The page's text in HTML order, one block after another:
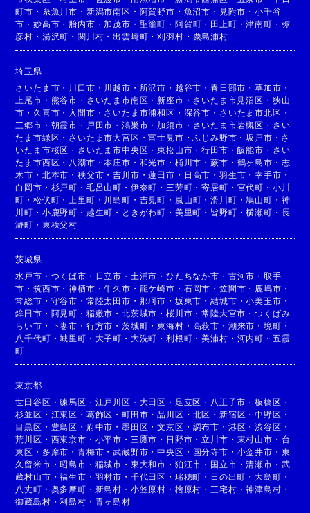
町市 ・ 糸魚川市 ・ 新潟市南区 ・ 阿賀野市 ・ 魚沼市 ・ 見附市 ・小千谷
市 ・妙高市 ・ 胎内市 ・加茂市 ・ 聖籠町 ・ 阿賀町 ・ 田上町 ・津南町 ・ 弥
彦村 ・ 湯沢町 ・関川村 ・出雲崎町 ・刈羽村 ・ 粟島浦村
埼玉県
さいたま市 ・ 川口市 ・ 川越市 ・ 所沢市 ・ 越谷市 ・春日部市 ・草加市 ・
上尾市 ・ 熊谷市 ・ さいたま市南区 ・新座市 ・ さいたま市見沼区 ・ 狭山
市 ・ 久喜市 ・ 入間市 ・ さいたま市浦和区 ・ 深谷市 ・ さいたま市北区 ・
三郷市 ・ 朝霞市 ・ 戸田市 ・鴻巣市 ・加須市 ・ さいたま市岩槻区 ・ さい
たま市緑区 ・ さいたま市大宮区 ・富士見市 ・ふじみ野市 ・坂戸市 ・ さ
いたま市桜区 ・ さいたま市中央区 ・東松山市 ・行田市 ・飯能市 ・ さい
たま市西区 ・ 八潮市 ・本庄市 ・ 和光市 ・ 桶川市 ・蕨市 ・ 鶴ヶ島市 ・ 志
木市 ・ 北本市 ・秩父市 ・吉川市 ・蓮田市 ・ 日高市 ・ 羽生市 ・幸手市 ・
白岡市 ・ 杉戸町 ・ 毛呂山町 ・ 伊奈町 ・ 三芳町 ・寄居町 ・ 宮代町 ・ 小川
町 ・松伏町 ・ 上里町 ・ 川島町 ・ 吉見町 ・ 嵐山町 ・滑川町 ・鳩山町 ・ 神
川町 ・ 小鹿野町 ・ 越生町 ・ ときがわ町 ・ 美里町 ・ 皆野町 ・横瀬町 ・ 長
瀞町 ・ 東秩父村
茨城県
水戸市 ・ つくば市 ・ 日立市 ・ 土浦市 ・ひたちなか市 ・ 古河市 ・ 取手
市 ・筑西市 ・神栖市 ・牛久市 ・ 龍ケ崎市 ・ 石岡市 ・ 笠間市 ・ 鹿嶋市 ・
常総市 ・ 守谷市 ・ 常陸太田市 ・ 那珂市 ・ 坂東市 ・結城市 ・小美玉市 ・
鉾田市 ・ 阿見町 ・ 稲敷市 ・北茨城市 ・桜川市 ・常陸大宮市 ・つくばみ
らい市 ・ 下妻市 ・ 行方市 ・茨城町 ・東海村 ・ 高萩市 ・ 潮来市 ・ 境町 ・
八千代町 ・城里町 ・ 大子町 ・ 大洗町 ・利根町 ・美浦村 ・ 河内町 ・ 五霞
町
東京都
世田谷区 ・練馬区 ・ 江戸川区 ・ 大田区 ・ 足立区 ・ 八王子市 ・板橋区 ・
杉並区 ・ 江東区 ・ 葛飾区 ・町田市 ・品川区 ・ 北区 ・ 新宿区 ・中野区 ・
目黒区 ・ 豊島区 ・ 府中市 ・墨田区 ・文京区 ・ 調布市 ・ 港区 ・渋谷区 ・
荒川区 ・ 西東京市 ・ 小平市 ・ 三鷹市 ・ 日野市 ・立川市 ・ 東村山市 ・ 台
東区 ・ 多摩市 ・青梅市 ・武蔵野市 ・中央区 ・ 国分寺市 ・ 小金井市 ・ 東
久留米市 ・昭島市 ・ 稲城市 ・ 東大和市 ・ 狛江市 ・ 国立市 ・清瀬市 ・ 武
蔵村山市 ・福生市 ・ 羽村市 ・ 千代田区 ・ 瑞穂町 ・ 日の出町 ・大島町 ・
八丈町 ・ 奥多摩町 ・ 新島村 ・ 小笠原村 ・ 檜原村 ・ 三宅村 ・神津島村 ・
御蔵島村 ・利島村 ・ 青ヶ島村